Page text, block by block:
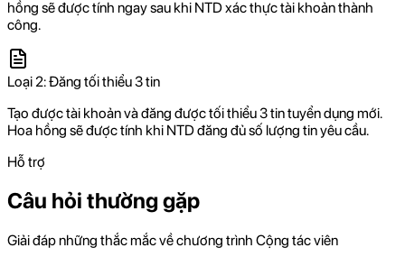
hồng sẽ được tính ngay sau khi NTD xác thực tài khoản thành
công.
Loại 2: Đăng tối thiểu 3 tin
Tạo được tài khoản và đăng được tối thiểu 3 tin tuyển dụng mới.
Hoa hồng sẽ được tính khi NTD đăng đủ số lượng tin yêu cầu.
Hỗ trợ
Câu hỏi thường gặp
Giải đáp những thắc mắc về chương trình Cộng tác viên